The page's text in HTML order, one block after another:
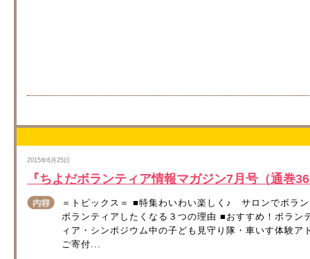
2015年6月25日
『ちよだボランティア情報マガジン7月号（通巻
＝トピックス＝ ■特集わいわい楽しく♪ サロンでボラ
ボランティアしたくなる３つの理由 ■おすすめ！ボラ
ィア・シンポジウム中の子ども見守り隊・車いす体験
ご寄付...